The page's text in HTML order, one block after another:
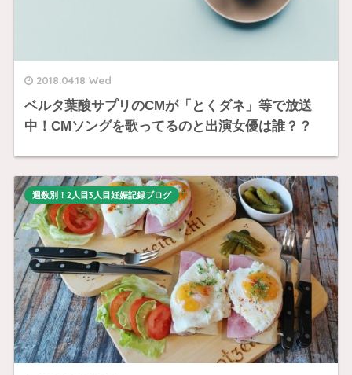
2018.04.18 Wed
ベルタ葉酸サプリのCMが「とくダネ」等で放送
中！CMソングを歌ってるのと出演女優は誰？？
週数別！2人目3人目妊娠記録ブログ